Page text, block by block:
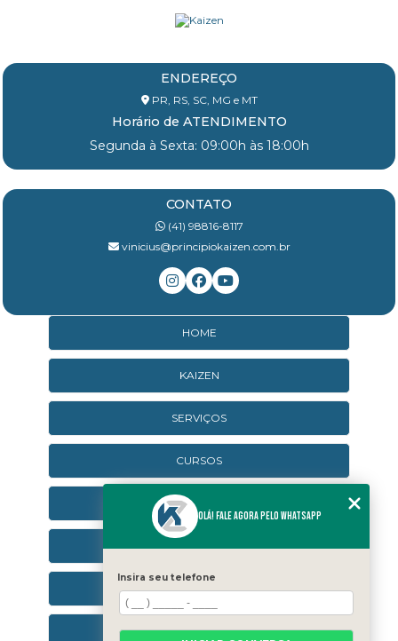
ENDEREÇO
PR, RS, SC, MG e MT
Horário de ATENDIMENTO
Segunda à Sexta: 09:00h às 18:00h
CONTATO
(41) 98816-8117
vinicius@principiokaizen.com.br
HOME
KAIZEN
SERVIÇOS
CURSOS
CURSOS ONLINE
CONTATO
CATEGORIAS
Olá! Fale agora pelo WhatsApp
Insira seu telefone